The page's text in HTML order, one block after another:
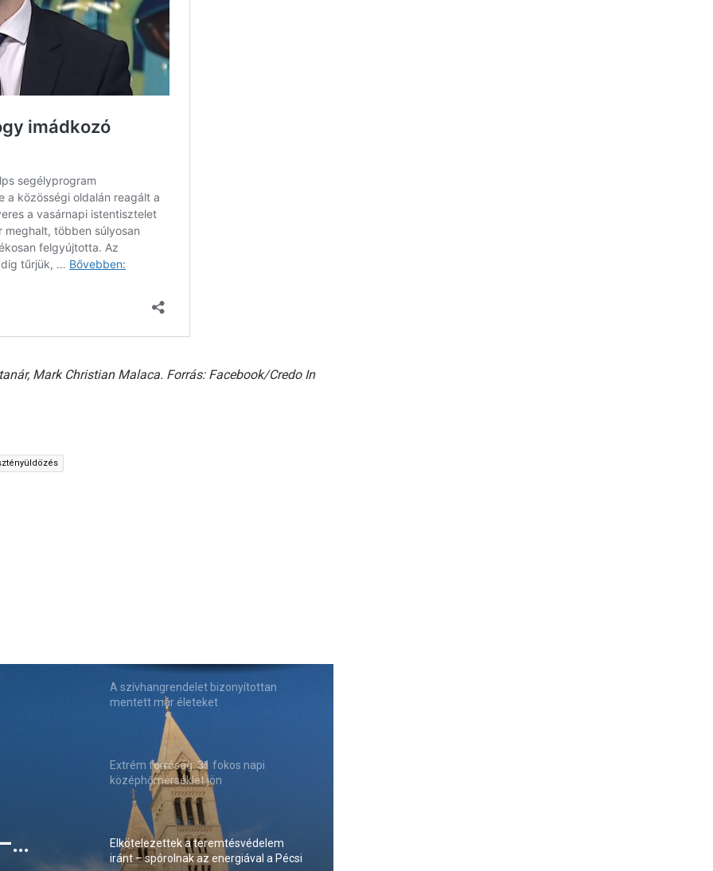
Mark Christian Malaca. Forrás: Facebook/Credo In
A szívhangrendelet bizonyítottan
mentett már életeket
Extrém forróság: 31 fokos napi
középhőmérséklet jön
Elkötelezettek a teremtésvédelem
iránt – spórolnak az energiával a Pécsi